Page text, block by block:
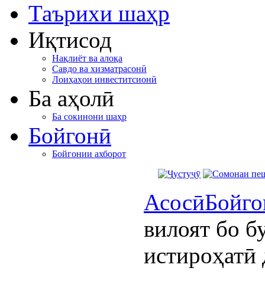
Таърихи шаҳр
Иқтисод
Нақлиёт ва алоқа
Савдо ва хизматрасонӣ
Лоиҳаҳои инвеститсионӣ
Ба аҳолӣ
Ба сокинони шаҳр
Бойгонӣ
Бойгонии ахборот
Асосӣ
вилоят бо